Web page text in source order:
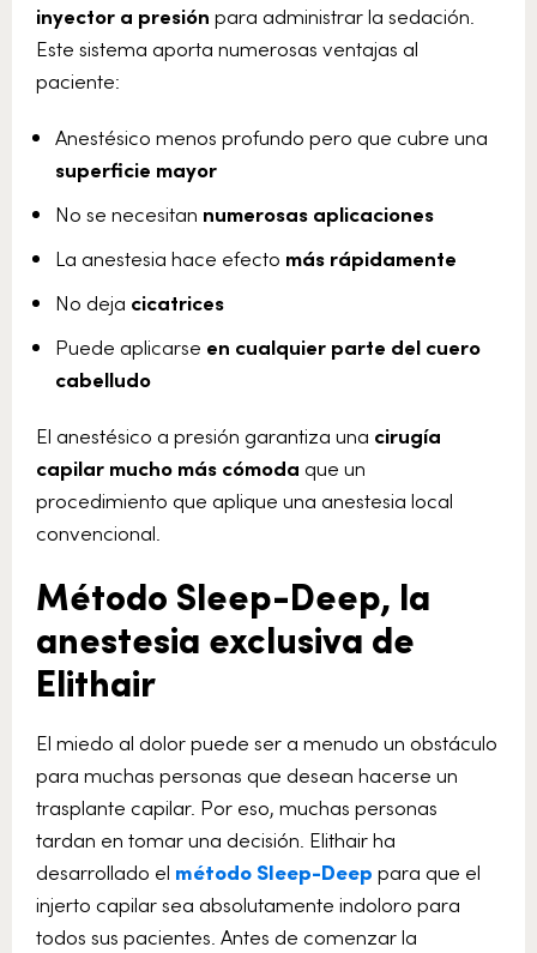
inyector a presión para administrar la sedación.
Este sistema aporta numerosas ventajas al
paciente:
Anestésico menos profundo pero que cubre una
superficie mayor
No se necesitan numerosas aplicaciones
La anestesia hace efecto más rápidamente
No deja cicatrices
Puede aplicarse en cualquier parte del cuero
cabelludo
El anestésico a presión garantiza una cirugía
capilar mucho más cómoda que un
procedimiento que aplique una anestesia local
convencional.
Método Sleep-Deep, la
anestesia exclusiva de
Elithair
El miedo al dolor puede ser a menudo un obstáculo
para muchas personas que desean hacerse un
trasplante capilar. Por eso, muchas personas
tardan en tomar una decisión. Elithair ha
desarrollado el método Sleep-Deep para que el
injerto capilar sea absolutamente indoloro para
todos sus pacientes. Antes de comenzar la